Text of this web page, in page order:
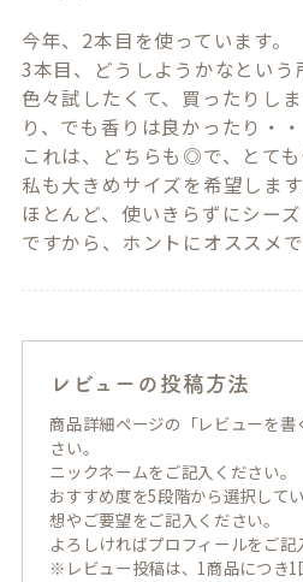
今年、2本目を使っています。
3本目、どうしようかなという
色々試したくて、買ったりし
り、でも香りは良かったり・・
これは、どちらも◎で、とても
私も大きめサイズを希望します
ほとんど、使いきらずにシー
ですから、ホントにオススメ
レビューの投稿方法
商品詳細ページの「レビューを
さい。
ニックネームをご記入ください。
おすすめ度を5段階から選択して
想やご要望をご記入ください。
よろしければプロフィールをご記
※レビュー投稿は、1商品につき1